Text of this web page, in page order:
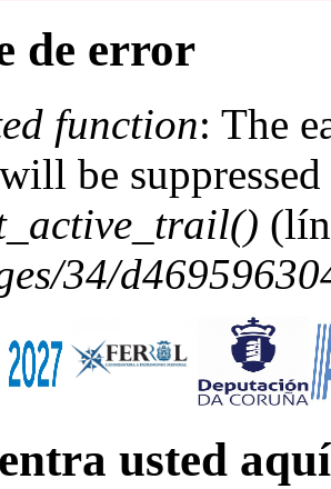
de error
function: The
be
34/
usted aquí